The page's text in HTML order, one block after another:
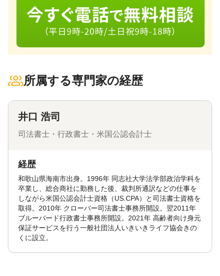
所属する専門家の経歴
井口 浩司
司法書士・行政書士・米国公認会計士
経歴
和歌山県海南市出身。1996年 同志社大学法学部政治学科を
卒業し、総合商社に勤務した後、裁判所通訳などの仕事を
しながら米国公認会計士資格（US.CPA）と司法書士資格を
取得。2010年 クローバー司法書士事務所開設。翌2011年
ブルーバード行政書士事務所開設。2021年 高齢者向け身元
保証サービスを行う一般社団法人いきいきライフ協会きの
くに設立。